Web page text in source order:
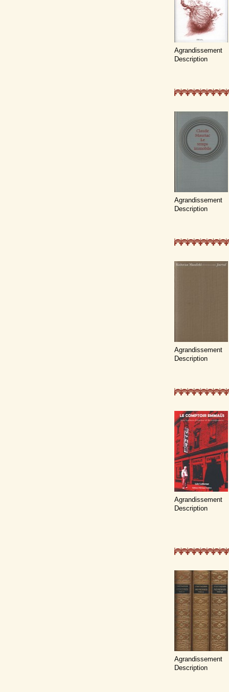
Agrandissement
Description
Agrandissement
Description
Agrandissement
Description
Agrandissement
Description
Agrandissement
Description